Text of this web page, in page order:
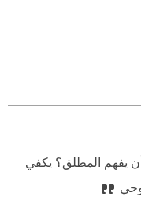
يفهم المطلق؟ يكفي